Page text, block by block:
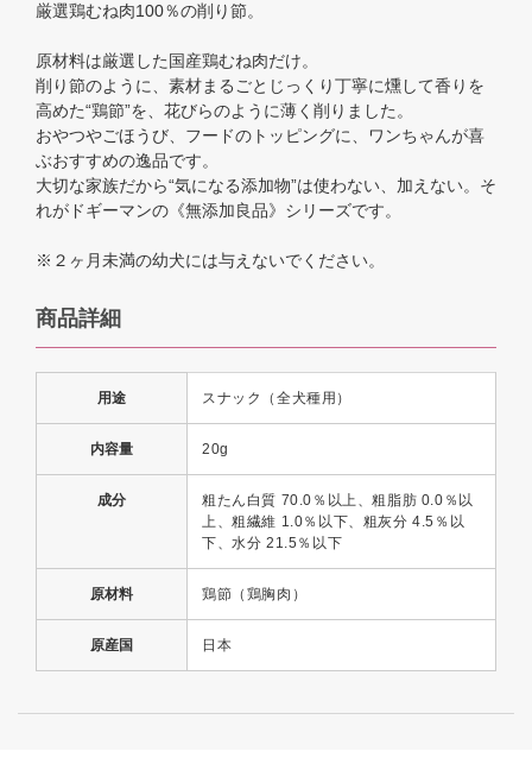
厳選鶏むね肉100％の削り節。
原材料は厳選した国産鶏むね肉だけ。
削り節のように、素材まるごとじっくり丁寧に燻して香りを
高めた“鶏節”を、花びらのように薄く削りました。
おやつやごほうび、フードのトッピングに、ワンちゃんが喜
ぶおすすめの逸品です。
大切な家族だから“気になる添加物”は使わない、加えない。そ
れがドギーマンの《無添加良品》シリーズです。
※２ヶ月未満の幼犬には与えないでください。
商品詳細
用途 スナック（全犬種用）
内容量 20g
成分
粗たん白質 70.0％以上、粗脂肪 0.0％以
上、粗繊維 1.0％以下、粗灰分 4.5％以
下、水分 21.5％以下
原材料 鶏節（鶏胸肉）
原産国 日本